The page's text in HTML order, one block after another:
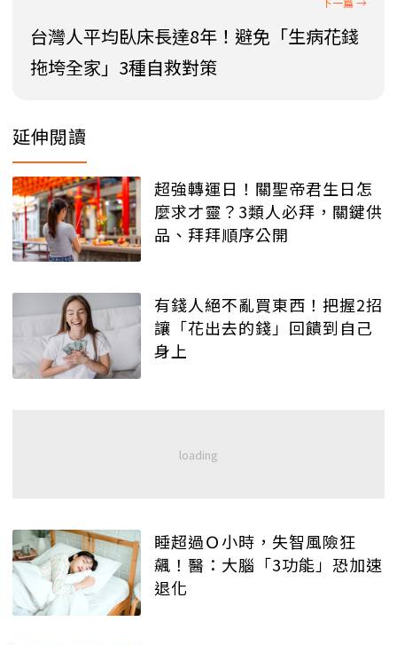
台灣人平均臥床長達8年！避免「生病花錢
拖垮全家」3種自救對策
延伸閱讀
超強轉運日！關聖帝君生日怎
麼求才靈？3類人必拜，關鍵供
品、拜拜順序公開
有錢人絕不亂買東西！把握2招
讓「花出去的錢」回饋到自己
身上
睡超過Ｏ小時，失智風險狂
飆！醫：大腦「3功能」恐加速
退化